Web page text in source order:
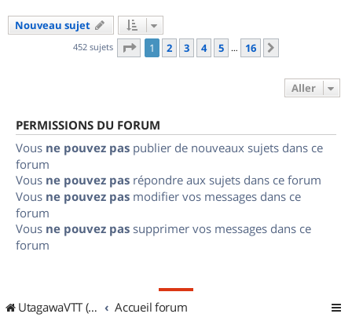
Nouveau sujet
452 sujets Page 1sur
1 2 3 4 5 … 16
Aller
PERMISSIONS DU FORUM
Vous ne pouvez pas publier de nouveaux sujets dans ce
forum
Vous ne pouvez pas répondre aux sujets dans ce forum
Vous ne pouvez pas modifier vos messages dans ce
forum
Vous ne pouvez pas supprimer vos messages dans ce
forum
UtagawaVTT (Randos VTT et VTTAE avec traces GPS) Accueil forum